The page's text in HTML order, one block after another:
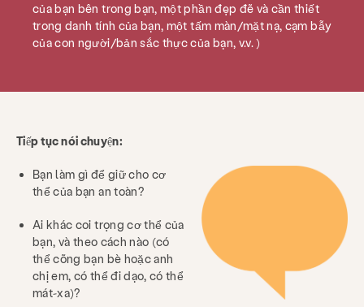
của bạn bên trong bạn, một phần đẹp đẽ và cần thiết
trong danh tính của bạn, một tấm màn/mặt nạ, cạm bẫy
của con người/bản sắc thực của bạn, v.v. )
Tiếp tục nói chuyện:
Bạn làm gì để giữ cho cơ
thể của bạn an toàn?
Ai khác coi trọng cơ thể của
bạn, và theo cách nào (có
thể cõng bạn bè hoặc anh
chị em, có thể đi dạo, có thể
mát-xa)?